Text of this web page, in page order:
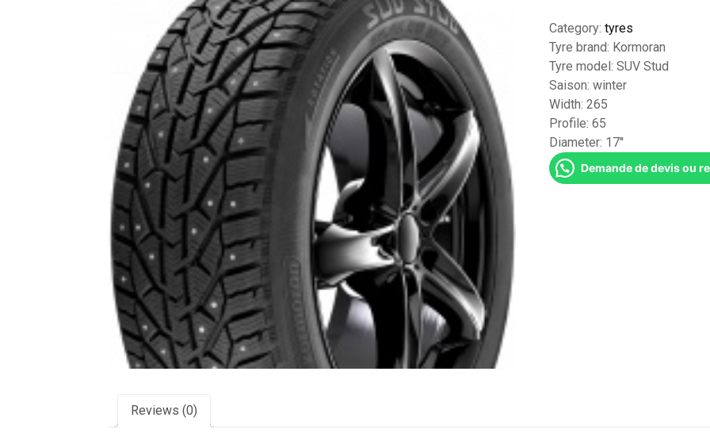
Category:tyres
Tyre brand: Kormoran
Tyre model:SUV Stud
Saison:winter
Width:265
Profile:65
Diameter: 17''
Demande de devis ou
Reviews (0)